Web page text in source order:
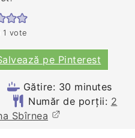
1 vote
pe Pinterest
Gătire: 30minutes
minutes
Număr de porții: 2
Sbîrnea